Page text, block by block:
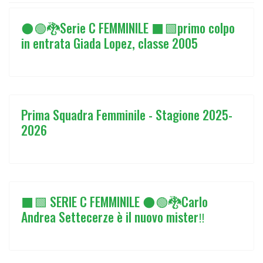
⚫🟢🐉Serie C FEMMINILE ⬛🟩primo colpo
in entrata Giada Lopez, classe 2005
Prima Squadra Femminile - Stagione 2025-
2026
⬛🟩 SERIE C FEMMINILE ⚫🟢🐉Carlo
Andrea Settecerze è il nuovo mister‼️